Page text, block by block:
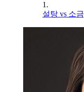
1.
설탕 vs 소